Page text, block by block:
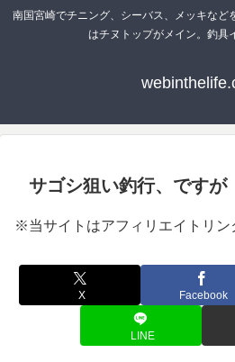
南国宮崎でチニング、シーバス、メッキなど
はチヌトップがメイン。釣具
サゴシ狙い釣行、ですが
※当サイトはアフィリエイトリン
X Facebook
LINE